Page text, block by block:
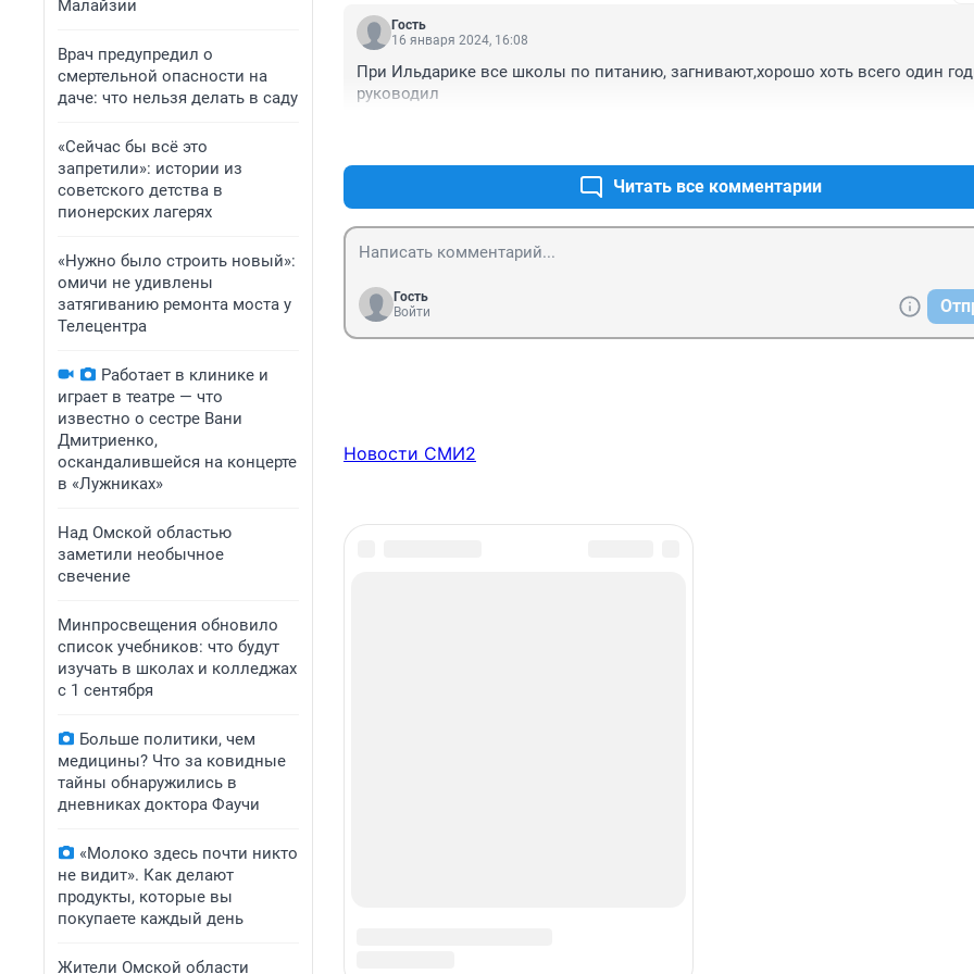
Малайзии
Врач предупредил о
смертельной опасности на
даче: что нельзя делать в саду
«Сейчас бы всё это
запретили»: истории из
советского детства в
пионерских лагерях
«Нужно было строить новый»:
омичи не удивлены
затягиванию ремонта моста у
Телецентра
Работает в клинике и
играет в театре — что
известно о сестре Вани
Дмитриенко,
оскандалившейся на концерте
в «Лужниках»
Над Омской областью
заметили необычное
свечение
Минпросвещения обновило
список учебников: что будут
изучать в школах и колледжах
с 1 сентября
Больше политики, чем
медицины? Что за ковидные
тайны обнаружились в
дневниках доктора Фаучи
«Молоко здесь почти никто
не видит». Как делают
продукты, которые вы
покупаете каждый день
Жители Омской области
Гость
16 января 2024, 16:08
При Ильдарике все школы по питанию, загнивают,хорошо хоть всего один
руководил
Читать все комментарии
Гость
Войти
Новости СМИ2